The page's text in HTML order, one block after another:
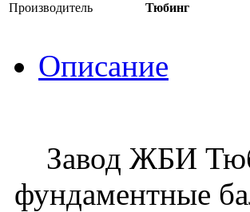
Производитель Тюбинг
Описание
Завод ЖБИ
фундаментные